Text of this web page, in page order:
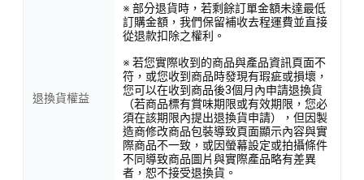
退換貨權益
※ 部分退貨時，若剩餘訂單金額未達最低
訂購金額，我們保留補收去程運費並直接
從退款扣除之權利。
※ 若您實際收到的商品與產品資訊頁面不
符，或您收到商品時發現有瑕疵或損壞，
您可以在收到商品後3個月內申請退換貨
（若商品標有賞味期限或有效期限，您必
須在該期限內提出退換貨申請），但因製
造商修改商品包裝導致頁面顯示內容與實
際商品不一致，或因螢幕設定或拍攝條件
不同導致商品圖片與實際產品略有差異
者，恕不接受退換貨。